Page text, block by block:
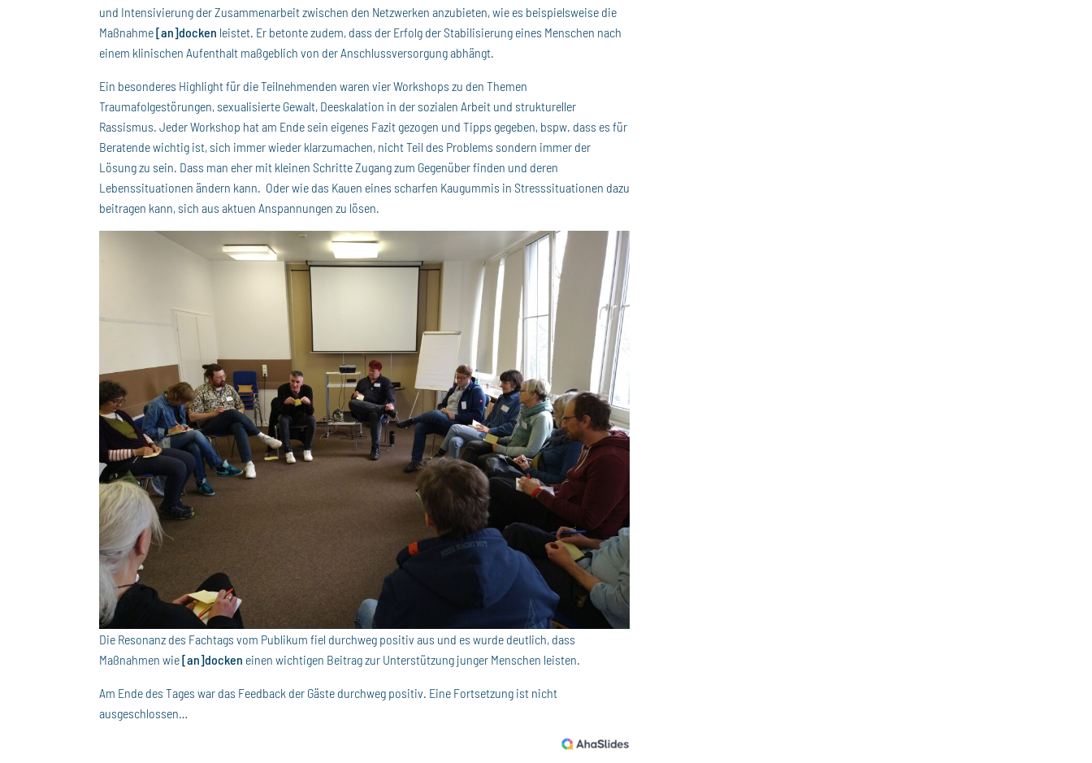
und Intensivierung der Zusammenarbeit zwischen den Netzwerken anzubieten, wie es beispielsweise die
Maßnahme[an]docken leistet. Er betonte zudem, dass der Erfolg der Stabilisierung eines Menschen nach
einem klinischen Aufenthalt maßgeblich von der Anschlussversorgung abhängt.
Ein besonderes Highlight für die Teilnehmenden waren vier Workshops zu den Themen
Traumafolgestörungen, sexualisierte Gewalt, Deeskalation in der sozialen Arbeit und struktureller
Rassismus. Jeder Workshop hat am Ende sein eigenes Fazit gezogen und Tipps gegeben, bspw. dass es für
Beratende wichtig ist, sich immer wieder klarzumachen, nicht Teil des Problems sondern immer der
Lösung zu sein. Dass man eher mit kleinen Schritte Zugang zum Gegenüber finden und deren
Lebenssituationen ändern kann. Oder wie das Kauen eines scharfen Kaugummis in Stresssituationen dazu
beitragen kann, sich aus aktuen Anspannungen zu lösen.
Die Resonanz des Fachtags vom Publikum fiel durchweg positiv aus und es wurde deutlich, dass
Maßnahmen wie[an]docken einen wichtigen Beitrag zur Unterstützung junger Menschen leisten.
Am Ende des Tages war das Feedback der Gäste durchweg positiv. Eine Fortsetzung ist nicht
ausgeschlossen…